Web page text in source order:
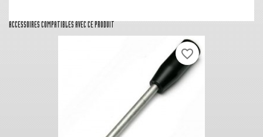
ACCESSOIRES COMPATIBLES AVEC CE PRODUIT
favorite_border